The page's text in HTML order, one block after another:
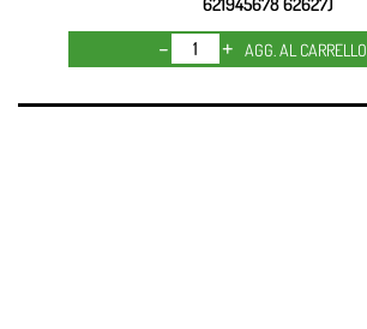
Quantità
AGG. AL CARRELLO